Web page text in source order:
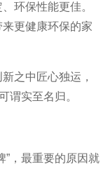
、环保性能更佳。
更健康环保的家
之中匠心独运，
谓实至名归。
”，最重要的原因就